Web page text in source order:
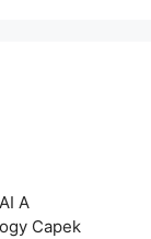
A
Capek